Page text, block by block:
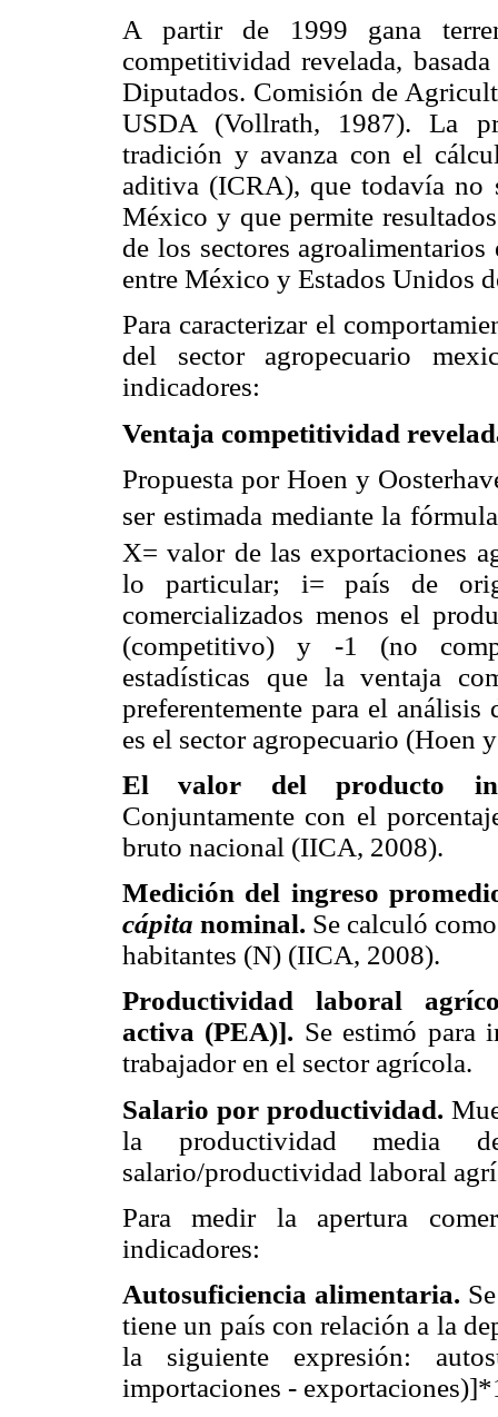
A partir de 1999 gana
competitividad revelada,
Diputados. Comisión de
USDA (Vollrath, 1987). La
tradición y avanza con el
aditiva (ICRA), que todavía no
México y que permite
de los sectores
entre México y Estados Unidos
Para caracterizar el
del sector agropecuario
indicadores:
Ventaja competitividad
Propuesta por Hoen y
ser estimada mediante la
X= valor de las exportaciones
lo particular; i= país de
comercializados menos el
(competitivo) y -1 (no
estadísticas que la ventaja
preferentemente para el análisis
es el sector agropecuario (Hoen
El valor del producto
Conjuntamente con el
bruto nacional (IICA, 2008).
Medición del ingreso
cápita nominal. Se calculó
habitantes (N) (IICA, 2008).
Productividad laboral
activa (PEA)]. Se estimó para
trabajador en el sector agrícola.
Salario por productividad.
la productividad media
salario/productividad laboral
Para medir la apertura
indicadores:
Autosuficiencia alimentaria.
tiene un país con relación a la
la siguiente expresión:
importaciones -